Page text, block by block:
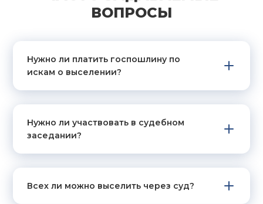
ВОПРОСЫ
Нужно ли платить госпошлину по
искам о выселении?
Нужно ли участвовать в судебном
заседании?
Всех ли можно выселить через суд?